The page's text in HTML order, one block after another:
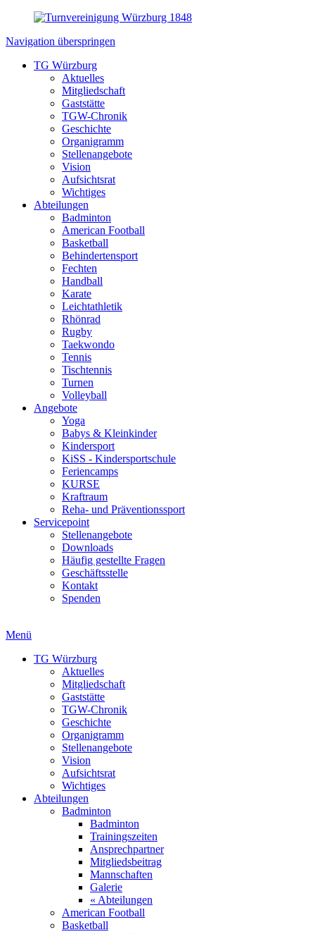
Navigation überspringen
TG Würzburg
Aktuelles
Mitgliedschaft
Gaststätte
TGW-Chronik
Geschichte
Organigramm
Stellenangebote
Vision
Aufsichtsrat
Wichtiges
Abteilungen
Badminton
American Football
Basketball
Behindertensport
Fechten
Handball
Karate
Leichtathletik
Rhönrad
Rugby
Taekwondo
Tennis
Tischtennis
Turnen
Volleyball
Angebote
Yoga
Babys & Kleinkinder
Kindersport
KiSS - Kindersportschule
Feriencamps
KURSE
Kraftraum
Reha- und Präventionssport
Servicepoint
Stellenangebote
Downloads
Häufig gestellte Fragen
Geschäftsstelle
Kontakt
Spenden
Menü
TG Würzburg
Aktuelles
Mitgliedschaft
Gaststätte
TGW-Chronik
Geschichte
Organigramm
Stellenangebote
Vision
Aufsichtsrat
Wichtiges
Abteilungen
Badminton
Badminton
Trainingszeiten
Ansprechpartner
Mitgliedsbeitrag
Mannschaften
Galerie
« Abteilungen
American Football
Basketball